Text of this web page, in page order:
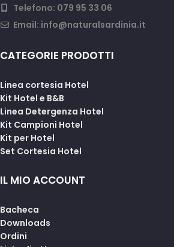
Telefono: 079 95 33 06
Email: info@naturalsardinia.it
CATEGORIE PRODOTTI
Linea cortesia Hotel
Kit Hotel e B&B
Linea Detergenza Hotel
Kit Campioni Hotel
Kit per Hotel
Set Cortesia Hotel
IL MIO ACCOUNT
Bacheca
Downloads
Ordini